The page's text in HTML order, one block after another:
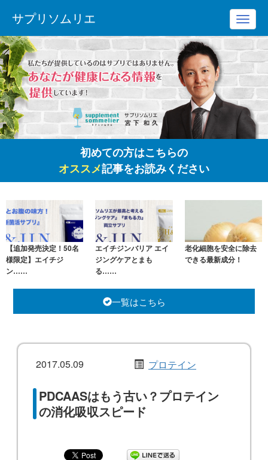
サプリソムリエ
初めての方はこちらの
オススメ記事をお読みください
【追加発売決定！50名
様限定】エイチジ
ン……
エイチジンバリア エイ
ジングケアとまも
る……
老化細胞を安全に除去
できる最新成分！
一覧はこちら
2017.05.09 プロテイン
PDCAASはもう古い？プロテイン
の消化吸収スピード